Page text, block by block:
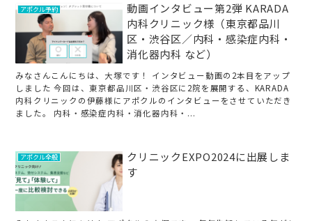
アポクル予約
動画インタビュー第2弾 KARADA
内科クリニック様（東京都品川
区・渋谷区／内科・感染症内科・
消化器内科 など）
みなさんこんにちは、大塚です！ インタビュー動画の2本目をアップ
しました 今回は、東京都品川区・渋谷区に2院を展開する、KARADA
内科クリニックの伊藤様にアポクルのインタビューをさせていただき
ました。 内科・感染症内科・消化器内科・...
アポクル全般
クリニックEXPO2024に出展しま
す